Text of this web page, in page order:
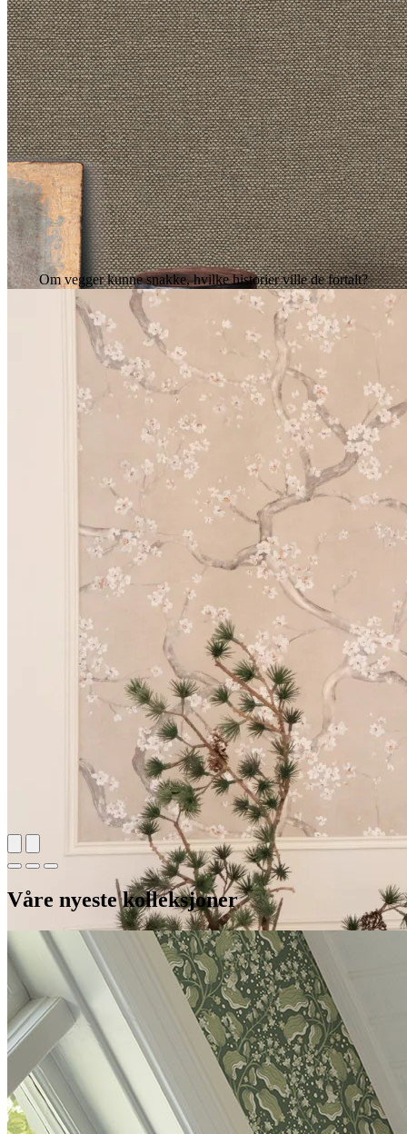
Bestselgeren Linum: gode ensfarger i
linstruktur.
Finn din favoritt her!
Om vegger kunne snakke, hvilke historier ville de fortalt?
DIY med Camilla Bakken
Camilla Bakken fornyer to ulike rom med veggfornyer og tapet i sitt
inspirerende DIY-prosjekt.
Se prosjektet
Våre nyeste kolleksjoner